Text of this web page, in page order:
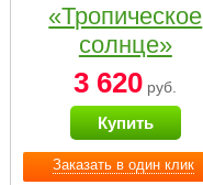
Заказать в один клик
«Тропическое
солнце»
3 620 руб.
Купить